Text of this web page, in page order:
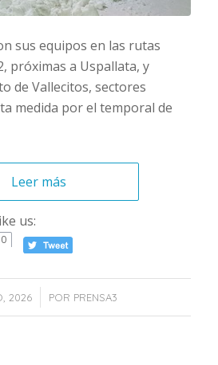
sus equipos en las rutas
próximas a Uspallata, y
de Vallecitos, sectores
medida por el temporal de
Leer más
us:
0
2026 POR PRENSA3